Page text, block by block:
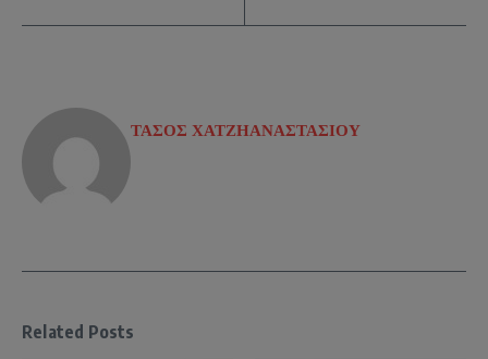
ΤΑΣΟΣ ΧΑΤΖΗΑΝΑΣΤΑΣΙΟΥ
Related Posts